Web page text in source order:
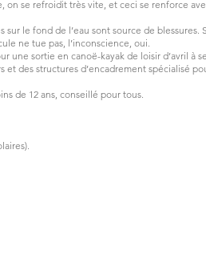
se refroidit très vite, et ceci se renforce
le fond de l’eau sont source de blessures.
ne tue pas, l’inconscience, oui.
une sortie en canoë-kayak de loisir d’avril à
et des structures d’encadrement spécialisé
de 12 ans, conseillé pour tous.